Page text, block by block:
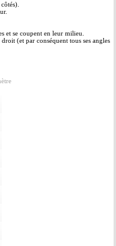
et se coupent en leur milieu.
(et par conséquent tous ses angles